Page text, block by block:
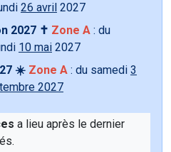
26 avril 2027
2027 ✝️ Zone A : du
10 mai 2027
☀️ Zone A : du samedi 3
2027
a lieu après le dernier